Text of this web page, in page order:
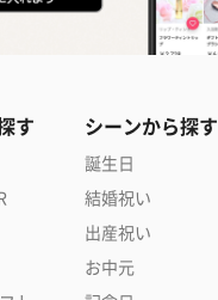
す シーンから探す
誕生日
結婚祝い
出産祝い
お中元